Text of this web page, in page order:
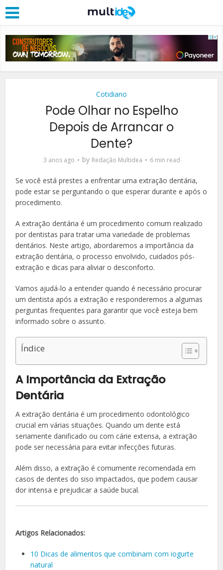
Cotidiano
Pode Olhar no Espelho
Depois de Arrancar o
Dente?
3 anos ago by Redação Multidea 6 min read
Se você está prestes a enfrentar uma extração dentária,
pode estar se perguntando o que esperar durante e após o
procedimento.
A extração dentária é um procedimento comum realizado
por dentistas para tratar uma variedade de problemas
dentários. Neste artigo, abordaremos a importância da
extração dentária, o processo envolvido, cuidados pós-
extração e dicas para aliviar o desconforto.
Vamos ajudá-lo a entender quando é necessário procurar
um dentista após a extração e responderemos a algumas
perguntas frequentes para garantir que você esteja bem
informado sobre o assunto.
Índice
A Importância da Extração
Dentária
A extração dentária é um procedimento odontológico
crucial em várias situações. Quando um dente está
seriamente danificado ou com cárie extensa, a extração
pode ser necessária para evitar infecções futuras.
Além disso, a extração é comumente recomendada em
casos de dentes do siso impactados, que podem causar
dor intensa e prejudicar a saúde bucal.
Artigos Relacionados:
10 Dicas de alimentos que combinam com iogurte
natural